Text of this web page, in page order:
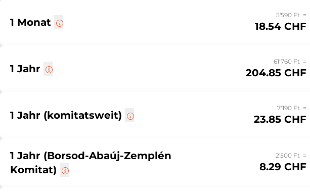
1 Monat
5'590 Ft =
18.54 CHF
1 Jahr
61'760 Ft =
204.85 CHF
1 Jahr (komitatsweit)
7'190 Ft =
23.85 CHF
1 Jahr (Borsod-Abaúj-Zemplén
Komitat)
2'500 Ft =
8.29 CHF